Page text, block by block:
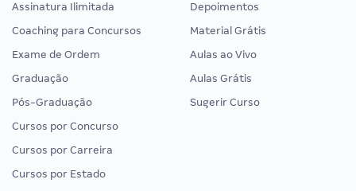
Assinatura Ilimitada
Coaching para Concursos
Exame de Ordem
Graduação
Pós-Graduação
Cursos por Concurso
Cursos por Carreira
Cursos por Estado
Depoimentos
Material Grátis
Aulas ao Vivo
Aulas Grátis
Sugerir Curso